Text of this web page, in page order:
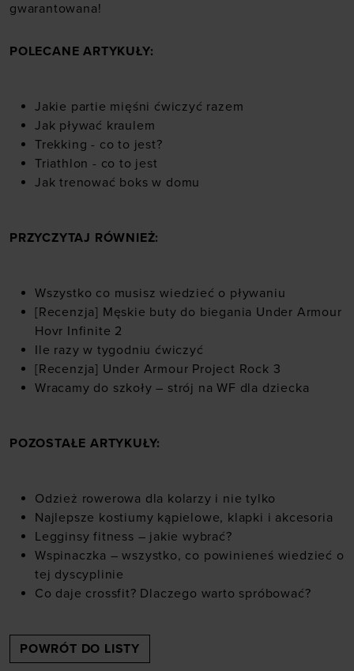
gwarantowana!
POLECANE ARTYKUŁY:
Jakie partie mięśni ćwiczyć razem
Jak pływać kraulem
Trekking - co to jest?
Triathlon - co to jest
Jak trenować boks w domu
PRZYCZYTAJ RÓWNIEŻ:
Wszystko co musisz wiedzieć o pływaniu
[Recenzja] Męskie buty do biegania Under Armour
Hovr Infinite 2
Ile razy w tygodniu ćwiczyć
[Recenzja] Under Armour Project Rock 3
Wracamy do szkoły – strój na WF dla dziecka
POZOSTAŁE ARTYKUŁY:
Odzież rowerowa dla kolarzy i nie tylko
Najlepsze kostiumy kąpielowe, klapki i akcesoria
Legginsy fitness – jakie wybrać?
Wspinaczka – wszystko, co powinieneś wiedzieć o
tej dyscyplinie
Co daje crossfit? Dlaczego warto spróbować?
POWRÓT DO LISTY